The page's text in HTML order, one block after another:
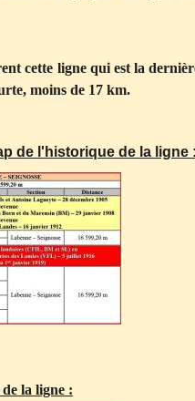
cette ligne qui est la
moins de 17 km.
de l'historique de la ligne
la ligne :